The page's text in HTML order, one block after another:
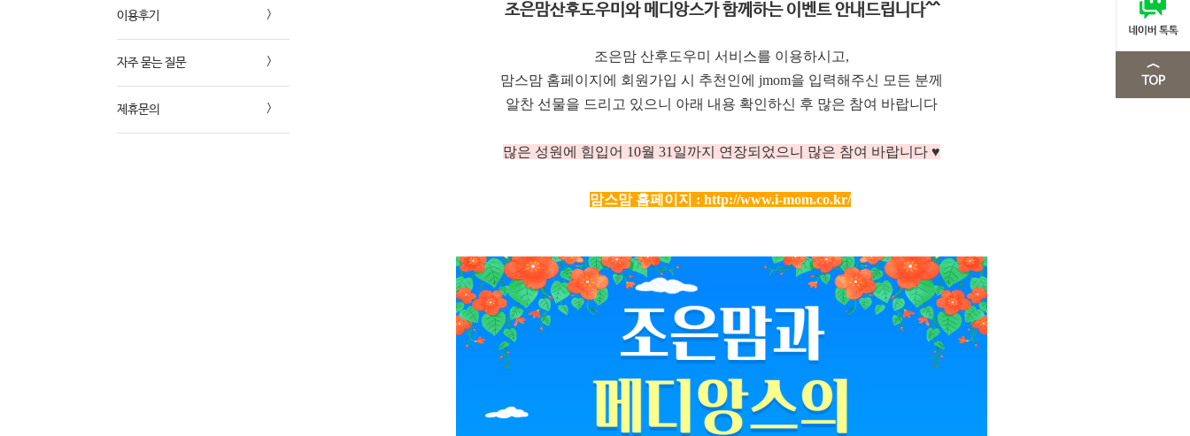
이용후기
자주 묻는 질문
제휴문의
조은맘산후도우미와 메디앙스가 함께하는 이벤트 안내드립니다^^
조은맘 산후도우미 서비스를 이용하시고,
맘스맘 홈페이지에 회원가입 시 추천인에 jmom을 입력해주신 모든 분께
알찬 선물을 드리고 있으니 아래 내용 확인하신 후 많은 참여 바랍니다
많은 성원에 힘입어 10월 31일까지 연장되었으니 많은 참여 바랍니다 ♥
맘스맘 홈페이지 : http://www.i-mom.co.kr/